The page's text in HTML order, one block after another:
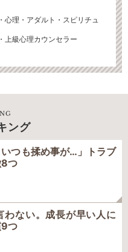
心理・アダルト・スピリチュ
上級心理カウンセラー
ング
いつも揉め事が…」トラブ
8つ
わない。成長が早い人に
9つ